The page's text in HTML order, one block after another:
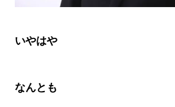
いやはや
なんとも